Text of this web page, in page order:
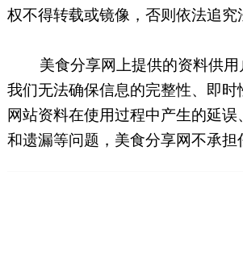
权不得转载或镜像，否则依法追究
美食分享网上提供的资料供用
我们无法确保信息的完整性、即时
网站资料在使用过程中产生的延误
和遗漏等问题，美食分享网不承担